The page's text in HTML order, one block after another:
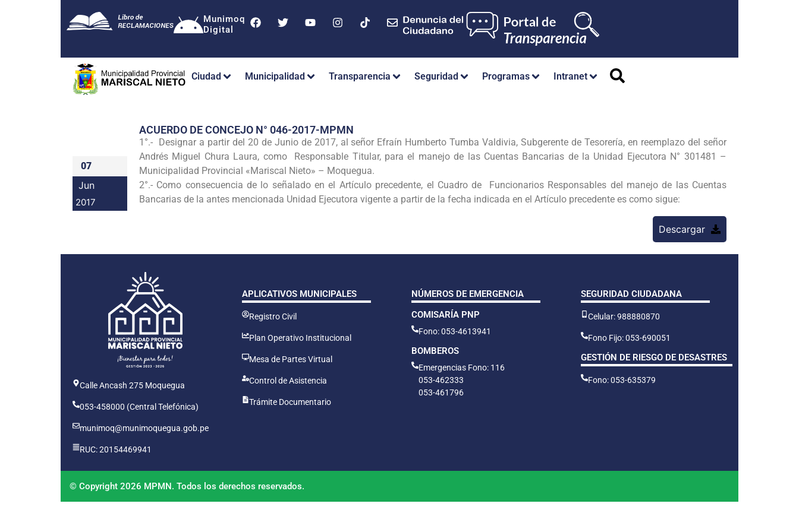
Munimoq
Digital
Ciudad Municipalidad Transparencia Seguridad Programas Intranet
07
Jun
2017
ACUERDO DE CONCEJO N° 046-2017-MPMN
1°.- Designar a partir del 20 de Junio de 2017, al señor Efraín Humberto Tumba Valdivia, Subgerente de Tesorería, en reemplazo del señor
Andrés Miguel Chura Laura, como Responsable Titular, para el manejo de las Cuentas Bancarias de la Unidad Ejecutora N° 301481 –
Municipalidad Provincial «Mariscal Nieto» – Moquegua.
2°.- Como consecuencia de lo señalado en el Artículo precedente, el Cuadro de Funcionarios Responsables del manejo de las Cuentas
Bancarias de la antes mencionada Unidad Ejecutora vigente a partir de la fecha indicada en el Artículo precedente es como sigue:
Descargar
Calle Ancash 275 Moquegua
053-458000 (Central Telefónica)
munimoq@munimoquegua.gob.pe
RUC: 20154469941
APLICATIVOS MUNICIPALES
Registro Civil
Plan Operativo Institucional
Mesa de Partes Virtual
Control de Asistencia
Trámite Documentario
NÚMEROS DE EMERGENCIA
COMISARÍA PNP
Fono: 053-4613941
BOMBEROS
Emergencias Fono: 116
053-462333
053-461796
SEGURIDAD CIUDADANA
Celular: 988880870
Fono Fijo: 053-690051
GESTIÓN DE RIESGO DE DESASTRES
Fono: 053-635379
© Copyright 2026 MPMN. Todos los derechos reservados.